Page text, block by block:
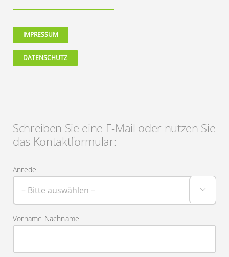
IMPRESSUM
DATENSCHUTZ
Schreiben Sie eine E-Mail oder nutzen Sie
das Kontaktformular:
Anrede

Vorname Nachname